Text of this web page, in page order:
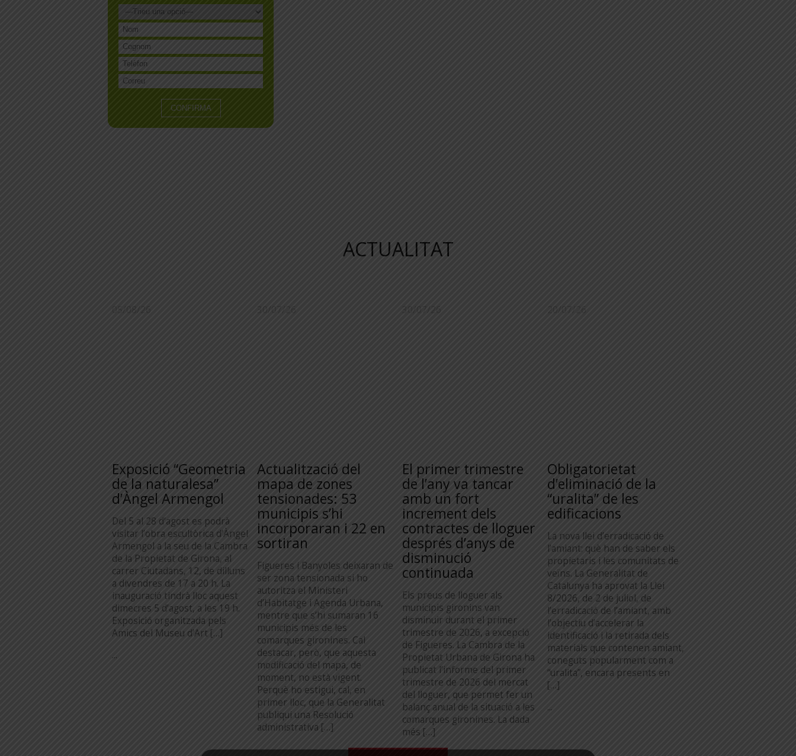
ACTUALITAT
05/08/26
Exposició “Geometria
de la naturalesa”
d’Àngel Armengol
Del 5 al 28 d’agost es podrà
visitar l’obra escultòrica d’Àngel
Armengol a la seu de la Cambra
de la Propietat de Girona, al
carrer Ciutadans, 12, de dilluns
a divendres de 17 a 20 h. La
inauguració tindrà lloc aquest
dimecres 5 d’agost, a les 19 h.
Exposició organitzada pels
Amics del Museu d’Art […]
...
30/07/26
Actualització del
mapa de zones
tensionades: 53
municipis s’hi
incorporaran i 22 en
sortiran
Figueres i Banyoles deixaran de
ser zona tensionada si ho
autoritza el Ministeri
d’Habitatge i Agenda Urbana,
mentre que s’hi sumaran 16
municipis més de les
comarques gironines. Cal
destacar, però, que aquesta
modificació del mapa, de
moment, no està vigent.
Perquè ho estigui, cal, en
primer lloc, que la Generalitat
publiqui una Resolució
administrativa […]
...
30/07/26
El primer trimestre
de l’any va tancar
amb un fort
increment dels
contractes de lloguer
després d’anys de
disminució
continuada
Els preus de lloguer als
municipis gironins van
disminuir durant el primer
trimestre de 2026, a excepció
de Figueres. La Cambra de la
Propietat Urbana de Girona ha
publicat l’informe del primer
trimestre de 2026 del mercat
del lloguer, que permet fer un
balanç anual de la situació a les
comarques gironines. La dada
més […]
20/07/26
Obligatorietat
d’eliminació de la
“uralita” de les
edificacions
La nova llei d’erradicació de
l’amiant: què han de saber els
propietaris i les comunitats de
veïns. La Generalitat de
Catalunya ha aprovat la Llei
8/2026, de 2 de juliol, de
l’erradicació de l’amiant, amb
l’objectiu d’accelerar la
identificació i la retirada dels
materials que contenen amiant,
coneguts popularment com a
“uralita”, encara presents en
[…]
...